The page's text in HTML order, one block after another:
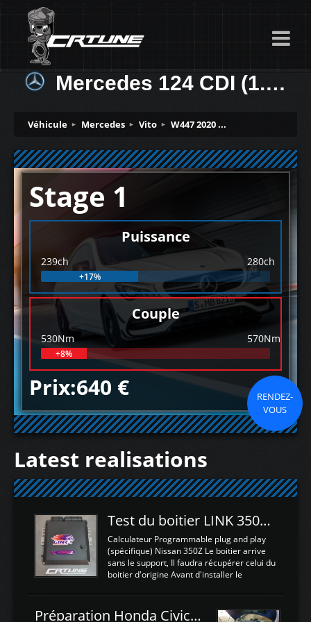
Mercedes 124 CDI (1.95D) 239ch
Véhicule Mercedes Vito W447 2020 ...
Stage 1
Puissance
239ch 280ch
+17%
Couple
530Nm 570Nm
+8%
Prix:640 €
RENDEZ-
VOUS
Latest realisations
Test du boitier LINK 350Z Plugin ECU
Calculateur Programmable plug and play
(spécifique) Nissan 350Z Le boitier arrive
sans le support, Il faudra récupérer celui du
boitier d'origine Avant d'installer le
d'envoyer l'information de la large bande
Préparation Honda Civic Type R FK2